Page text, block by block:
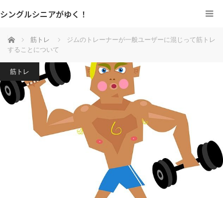
シングルシニアがゆく！
ホーム 筋トレ
ジムのトレーナーが一般ユーザーに混じって筋トレ
することについて
筋トレ